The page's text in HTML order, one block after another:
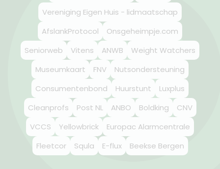
Vereniging Eigen Huis - lidmaatschap
AfslankProtocol
Onsgeheimpje.com
Seniorweb
Vitens ANWB
Weight Watchers
Museumkaart
FNV
Nutsondersteuning
Consumentenbond
Huurstunt
Luxplus
Cleanprofs
Post NL ANBO Boldking
CNV
VCCS
Yellowbrick
Europac Alarmcentrale
Fleetcor
Squla E-flux Beekse Bergen